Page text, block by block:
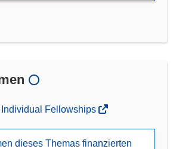
Fellowships
dieses Themas finanzierten